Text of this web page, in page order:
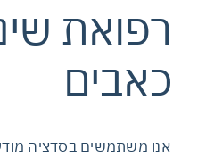
רפואת
כאבים
אנו משתמשים בסדציה